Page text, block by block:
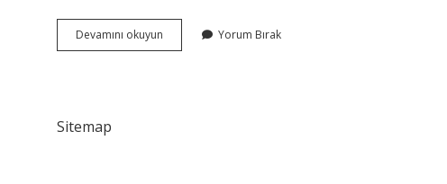
Devamını okuyun
Çok
Yorum Bırak
Sitemap